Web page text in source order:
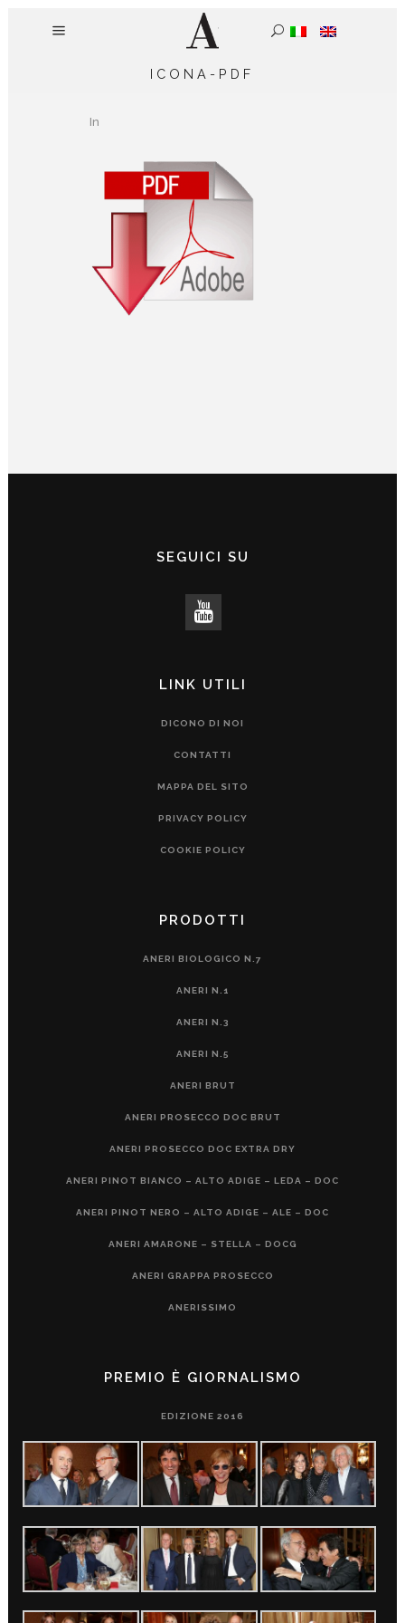
ICONA-PDF
In
SEGUICI SU
LINK UTILI
DICONO DI NOI
CONTATTI
MAPPA DEL SITO
PRIVACY POLICY
COOKIE POLICY
PRODOTTI
ANERI BIOLOGICO N.7
ANERI N.1
ANERI N.3
ANERI N.5
ANERI BRUT
ANERI PROSECCO DOC BRUT
ANERI PROSECCO DOC EXTRA DRY
ANERI PINOT BIANCO – ALTO ADIGE – LEDA – DOC
ANERI PINOT NERO – ALTO ADIGE – ALE – DOC
ANERI AMARONE – STELLA – DOCG
ANERI GRAPPA PROSECCO
ANERISSIMO
PREMIO È GIORNALISMO
EDIZIONE 2016